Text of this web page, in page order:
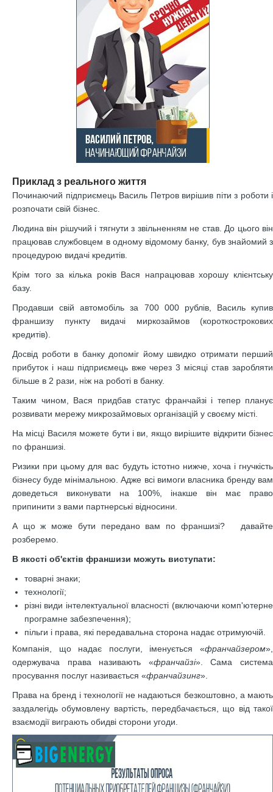
Приклад з реального життя
Починаючий підприємець Василь Петров вирішив піти з роботи і
розпочати свій бізнес.
Людина він рішучий і тягнути з звільненням не став. До цього він
працював службовцем в одному відомому банку, був знайомий з
процедурою видачі кредитів.
Крім того за кілька років Вася напрацював хорошу клієнтську
базу.
Продавши свій автомобіль за 700 000 рублів, Василь купив
франшизу пункту видачі миркозаймов (короткострокових
кредитів).
Досвід роботи в банку допоміг йому швидко отримати перший
прибуток і наш підприємець вже через 3 місяці став заробляти
більше в 2 рази, ніж на роботі в банку.
Таким чином, Вася придбав статус франчайзі і тепер планує
розвивати мережу микрозаймовых організацій у своєму місті.
На місці Василя можете бути і ви, якщо вирішите відкрити бізнес
по франшизі.
Ризики при цьому для вас будуть істотно нижче, хоча і гнучкість
бізнесу буде мінімальною. Адже всі вимоги власника бренду вам
доведеться виконувати на 100%, інакше він має право
припинити з вами партнерські відносини.
А що ж може бути передано вам по франшизі? давайте
розберемо.
В якості об'єктів франшизи можуть виступати:
товарні знаки;
технології;
різні види інтелектуальної власності (включаючи комп'ютерне
програмне забезпечення);
пільги і права, які передавальна сторона надає отримуючій.
Компанія, що надає послуги, іменується «франчайзером»,
одержувача права називають «франчайзі». Сама система
просування послуг називається «франчайзинг».
Права на бренд і технології не надаються безкоштовно, а мають
заздалегідь обумовлену вартість, передбачається, що від такої
взаємодії виграють обидві сторони угоди.